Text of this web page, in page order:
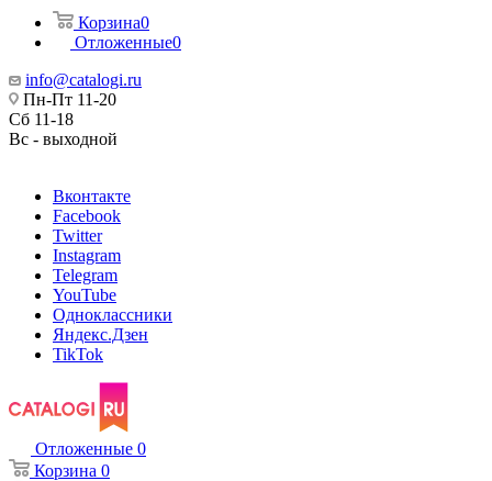
Корзина0
Отложенные0
info@catalogi.ru
Пн-Пт 11-20
Сб 11-18
Вс - выходной
Вконтакте
Facebook
Twitter
Instagram
Telegram
YouTube
Одноклассники
Яндекс.Дзен
TikTok
Отложенные 0
Корзина 0